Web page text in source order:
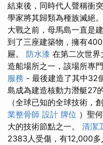
結束後，同時代人聲稱衝
學家將其歸類為種族滅絕。
大戰之前，母馬島一直是
到了三座建築物，擁有
屜。 防水漆 在第二次世
造船場所之一，該場所專
服務 - 最後建造了其中32
島成為建造核動力潛艇27
（全球已知的全球技術，
業整骨師 設計 牌位 ）聖
大的技術節點之一。 清潔
2383人受傷，有12,000